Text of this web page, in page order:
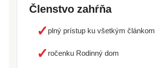
Členstvo zahŕňa
✓ plný prístup ku všetkým článkom
✓ ročenku Rodinný dom